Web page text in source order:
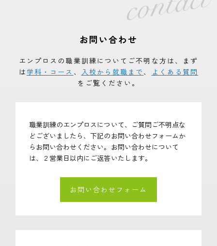
お問い合わせ
エンプロスの職業訓練についてご不明な方は、まず
は 学科・コース 、 入校から就職まで、
よくある質問
をご覧ください。
職業訓練のエンプロスについて、ご質問ご不明点な
どございましたら、下記のお問い合わせフォームか
らお問い合わせください。お問い合わせについて
は、２営業日以内にご返答いたします。
お問い合わせフォーム